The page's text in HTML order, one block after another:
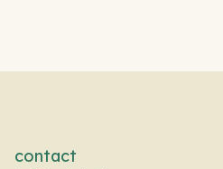
contact